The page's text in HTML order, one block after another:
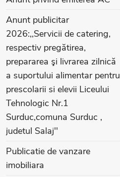
Anunt publicitar
2026:,,Servicii de catering,
respectiv pregătirea,
prepararea şi livrarea zilnică
a suportului alimentar pentru
prescolarii si elevii Liceului
Tehnologic Nr.1
Surduc,comuna Surduc ,
judetul Salaj''
Publicatie de vanzare
imobiliara